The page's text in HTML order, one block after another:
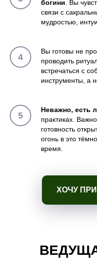
богини . Вы
связи с
мудростью,
Вы готовы не
проводить
встречаться с
инструменты, а
Неважно, есть
практиках.
готовность
огонь в это
время.
ХОЧУ